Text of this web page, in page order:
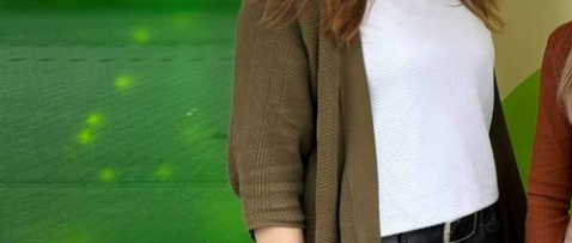
WISSENSWERTES IN ZAHLEN